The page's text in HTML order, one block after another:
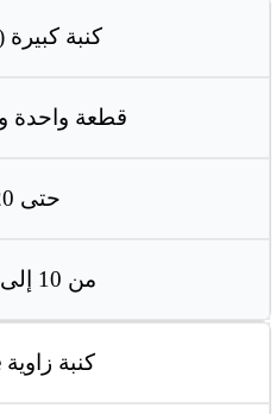
كنبة كبيرة (3
قطعة واحدة
حتى 20 كم
من 10 إلى 15 دينار
كنبة زاوية L-Shape